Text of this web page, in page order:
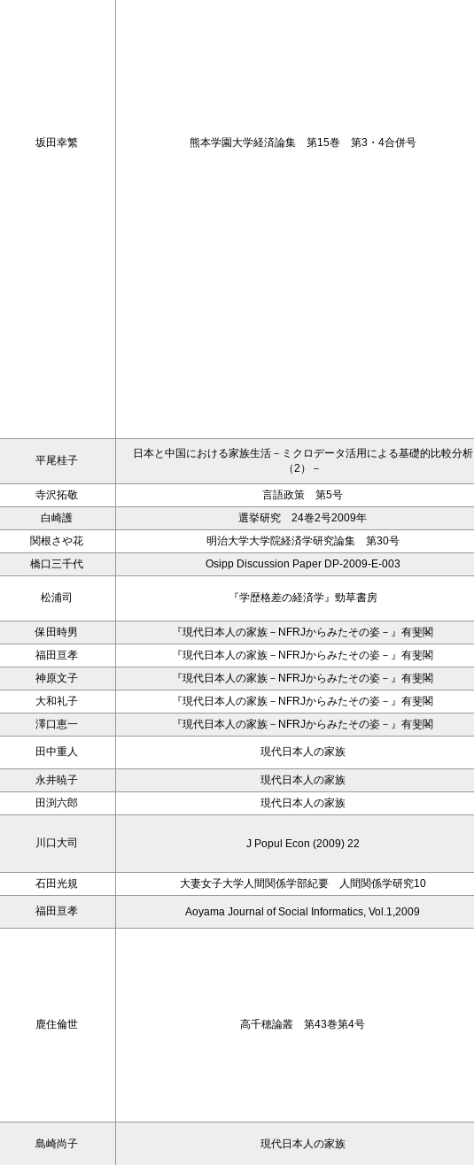
坂田幸繁 熊本学園大学経済論集 第15巻 第3・4合併号
平尾桂子
日本と中国における家族生活－ミクロデータ活用による基礎的比較分析
（2）－
寺沢拓敬 言語政策 第5号
白崎護 選挙研究 24巻2号2009年
関根さや花 明治大学大学院経済学研究論集 第30号
橋口三千代 Osipp Discussion Paper DP-2009-E-003
松浦司 『学歴格差の経済学』勁草書房
保田時男 『現代日本人の家族－NFRJからみたその姿－』有斐閣
福田亘孝 『現代日本人の家族－NFRJからみたその姿－』有斐閣
神原文子 『現代日本人の家族－NFRJからみたその姿－』有斐閣
大和礼子 『現代日本人の家族－NFRJからみたその姿－』有斐閣
澤口恵一 『現代日本人の家族－NFRJからみたその姿－』有斐閣
田中重人 現代日本人の家族
永井暁子 現代日本人の家族
田渕六郎 現代日本人の家族
川口大司 J Popul Econ (2009) 22
石田光規 大妻女子大学人間関係学部紀要 人間関係学研究10
福田亘孝 Aoyama Journal of Social Informatics, Vol.1,2009
鹿住倫世 高千穂論叢 第43巻第4号
島崎尚子 現代日本人の家族